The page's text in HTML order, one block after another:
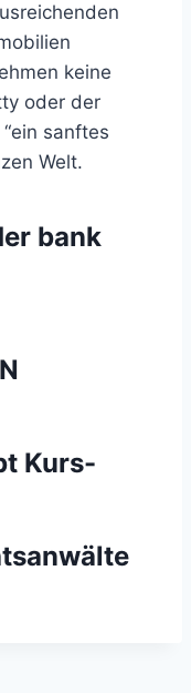
keine
oder der
sanftes
Welt.
bank
Kurs-